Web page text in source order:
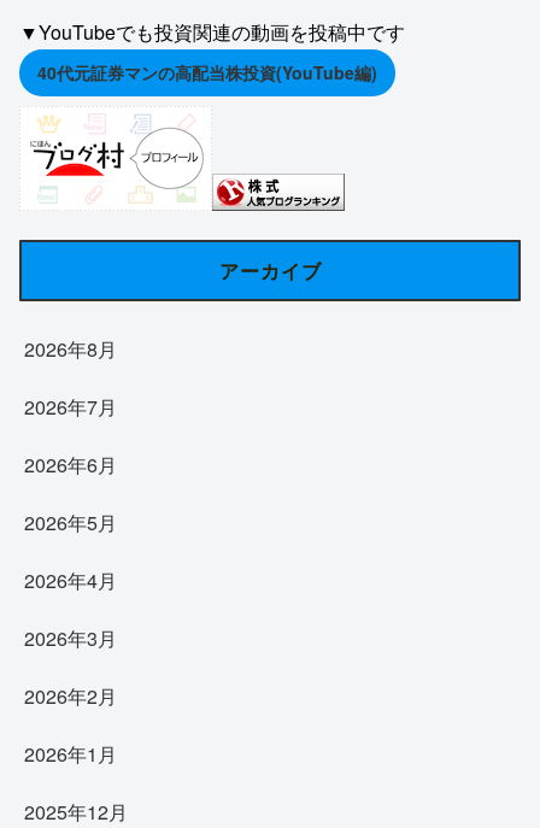
▼YouTubeでも投資関連の動画を投稿中です
40代元証券マンの高配当株投資(YouTube編)
アーカイブ
2026年8月
2026年7月
2026年6月
2026年5月
2026年4月
2026年3月
2026年2月
2026年1月
2025年12月